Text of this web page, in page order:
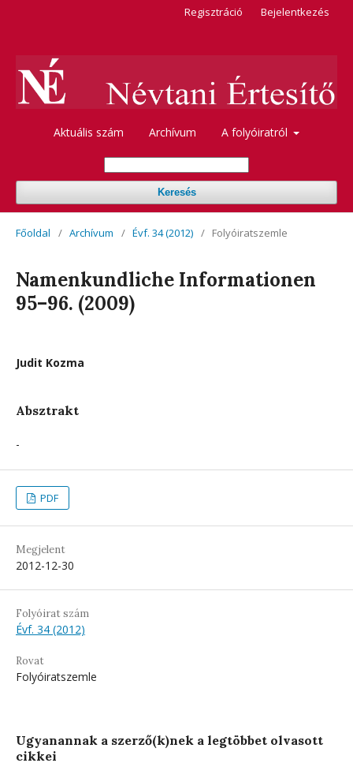
Aktuális szám Archívum A folyóiratról
Keresés
Regisztráció Bejelentkezés
Főoldal / Archívum / Évf. 34 (2012) / Folyóiratszemle
Namenkundliche Informationen
95–96. (2009)
Judit Kozma
Absztrakt
-
PDF
Megjelent
2012-12-30
Folyóirat szám
Évf. 34 (2012)
Rovat
Folyóiratszemle
Ugyanannak a szerző(k)nek a legtöbbet olvasott
cikkei